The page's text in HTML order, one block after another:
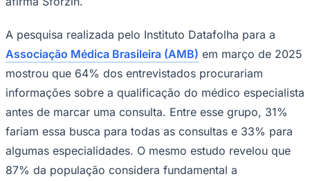
Palmeiras
A pesquisa realizada pelo Instituto Datafolha para a
Associação Médica Brasileira (AMB) em março de 2025
mostrou que 64% dos entrevistados procurariam
informações sobre a qualificação do médico especialista
antes de marcar uma consulta. Entre esse grupo, 31%
fariam essa busca para todas as consultas e 33% para
algumas especialidades. O mesmo estudo revelou que
87% da população considera fundamental a